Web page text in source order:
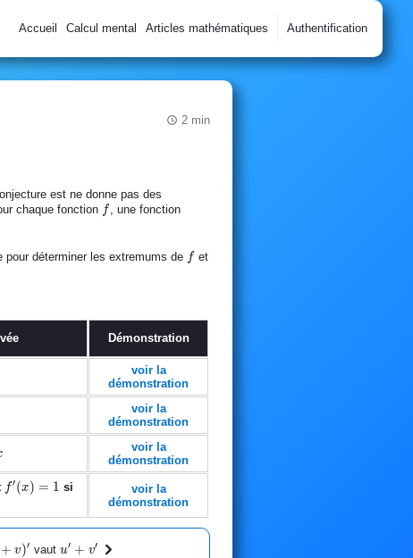
Accueil Calcul mental Articles mathématiques Authentification
2 min
est ne donne pas des
chaque fonction ff, une fonction
pour déterminer les extremums de ffet
Démonstration
voir la
démonstration
voir la
démonstration
voir la
démonstration
f'(x)=1
f′(x) = 1 si
voir la
démonstration
+ v)′ vaut u'
u′ + v′